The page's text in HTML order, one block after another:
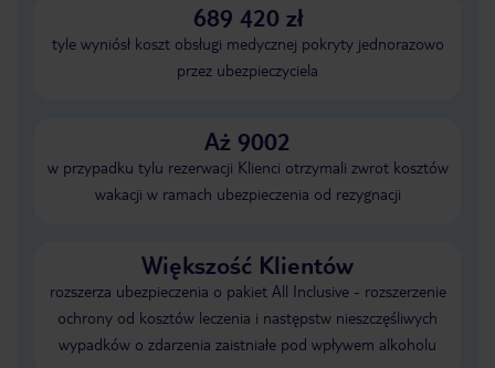
689 420 zł
tyle wyniósł koszt obsługi medycznej pokryty jednorazowo
przez ubezpieczyciela
Aż 9002
w przypadku tylu rezerwacji Klienci otrzymali zwrot kosztów
wakacji w ramach ubezpieczenia od rezygnacji
Większość Klientów
rozszerza ubezpieczenia o pakiet All Inclusive - rozszerzenie
ochrony od kosztów leczenia i następstw nieszczęśliwych
wypadków o zdarzenia zaistniałe pod wpływem alkoholu